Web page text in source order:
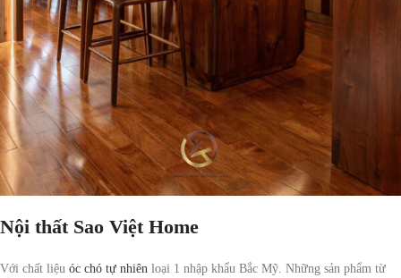
Nội thất Sao Việt Home
Với chất liệu óc chó tự nhiên loại 1 nhập khẩu Bắc Mỹ. Những sản phẩm từ